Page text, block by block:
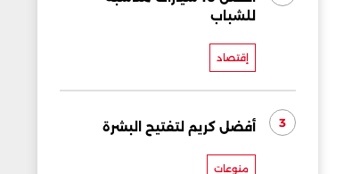
للشباب
إقتصاد
3 أفضل كريم لتفتيح البشرة
منوعات